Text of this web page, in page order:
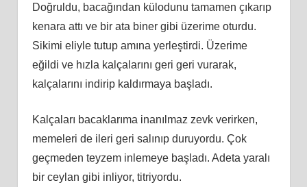
Doğruldu, bacağından külodunu tamamen çıkarıp
kenara attı ve bir ata biner gibi üzerime oturdu.
Sikimi eliyle tutup amına yerleştirdi. Üzerime
eğildi ve hızla kalçalarını geri geri vurarak,
kalçalarını indirip kaldırmaya başladı.
Kalçaları bacaklarıma inanılmaz zevk verirken,
memeleri de ileri geri salınıp duruyordu. Çok
geçmeden teyzem inlemeye başladı. Adeta yaralı
bir ceylan gibi inliyor, titriyordu.